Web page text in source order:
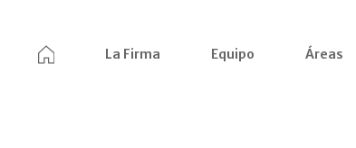
La Firma Equipo Áreas